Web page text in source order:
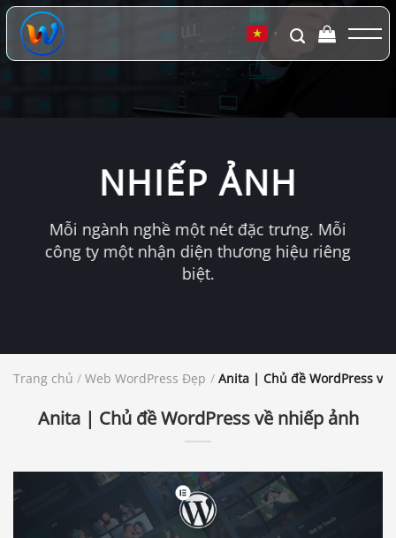
Chuyển
đến
dung
▼
NHIẾP ẢNH
Mỗi ngành nghề một nét đặc trưng. Mỗi
công ty một nhận diện thương hiệu riêng
biệt.
Trang chủ / Web WordPress Đẹp / Anita | Chủ đề WordPress về
Anita | Chủ đề WordPress về nhiếp ảnh